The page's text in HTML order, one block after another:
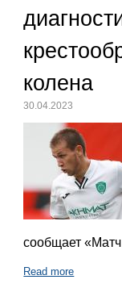
колена
30.04.2023
сообщает
Read more